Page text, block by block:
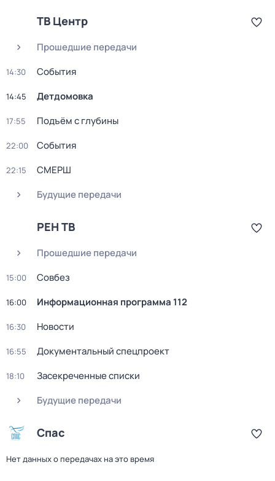
ТВ Центр
Прошедшие передачи
14:30 События
14:45 Детдомовка
17:55 Подъём с глубины
22:00 События
22:15
СМЕРШ
Будущие передачи
РЕН ТВ
Прошедшие передачи
15:00 Совбез
16:00 Информационная программа 112
16:30 Новости
16:55 Документальный спецпроект
18:10
Заcекрeченные списки
Будущие передачи
Спас
Нет данных о передачах на это время